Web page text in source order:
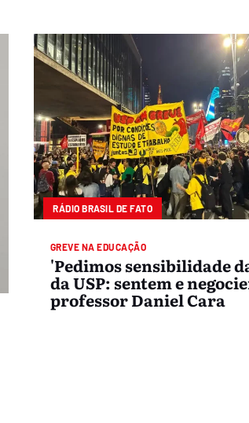
RÁDIO BRASIL DE FATO
GREVE NA EDUCAÇÃO
'Pedimos sensibilidade
da USP: sentem e
professor Daniel Cara